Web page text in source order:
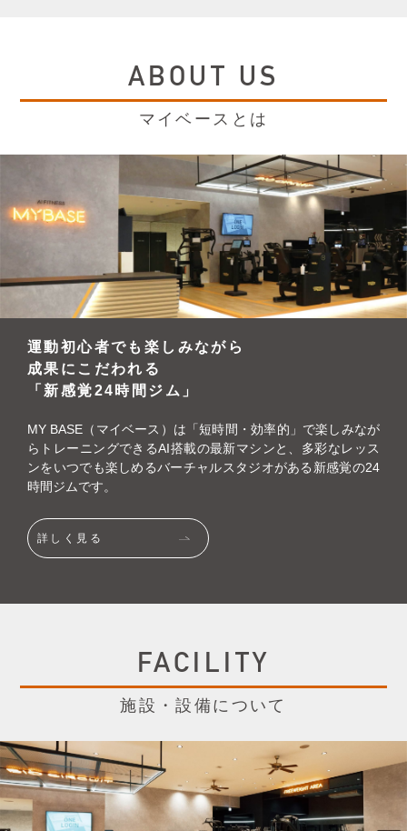
ABOUT US
マイベースとは
運動初心者でも楽しみながら
成果にこだわれる
「新感覚24時間ジム」
MY BASE（マイベース）は「短時間・効率的」で楽しみなが
らトレーニングできるAI搭載の最新マシンと、多彩なレッス
ンをいつでも楽しめるバーチャルスタジオがある新感覚の24
時間ジムです。
詳しく見る
FACILITY​
施設・設備について